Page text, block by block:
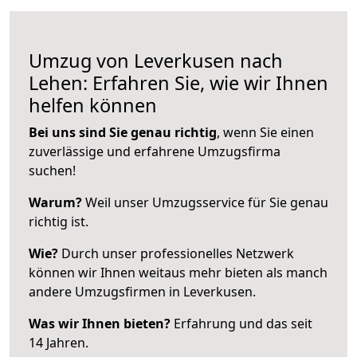
Umzug von Leverkusen nach
Lehen: Erfahren Sie, wie wir Ihnen
helfen können
Bei uns sind Sie genau richtig, wenn Sie einen
zuverlässige und erfahrene Umzugsfirma
suchen!
Warum?Weil unser Umzugsservice für Sie genau
richtig ist.
Wie? Durch unser professionelles Netzwerk
können wir Ihnen weitaus mehr bieten als manch
andere Umzugsfirmen in Leverkusen.
Was wir Ihnen bieten? Erfahrung und das seit
14 Jahren.